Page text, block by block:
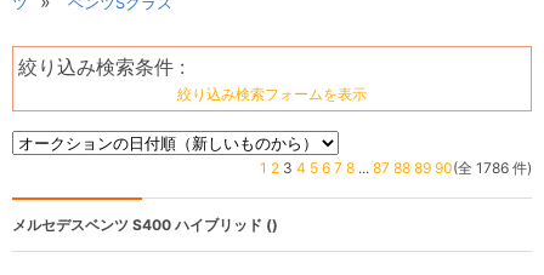
絞り込み検索条件 :
絞り込み検索フォームを表示
1 2 3 4 5 6 7 8 ... 87 88 89 90(全 1786 件)
メルセデスベンツ S400 ハイブリッド ()